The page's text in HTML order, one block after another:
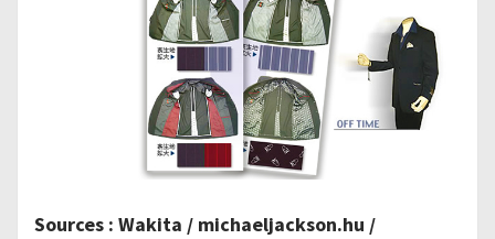
Sources : Wakita / michaeljackson.hu /